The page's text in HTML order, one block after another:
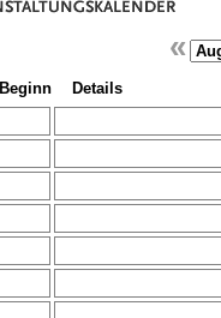
«
Beginn Details